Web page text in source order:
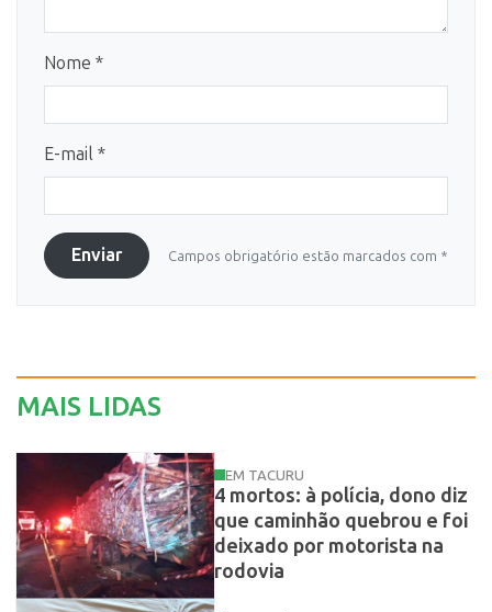
Nome *
E-mail *
Enviar Campos obrigatório estão marcados com *
MAIS LIDAS
EM TACURU
4 mortos: à polícia, dono diz
que caminhão quebrou e foi
deixado por motorista na
rodovia